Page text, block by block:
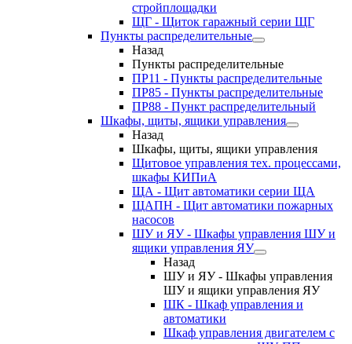
стройплощадки
ЩГ - Щиток гаражный серии ЩГ
Пункты распределительные
Назад
Пункты распределительные
ПР11 - Пункты распределительные
ПР85 - Пункты распределительные
ПР88 - Пункт распределительный
Шкафы, щиты, ящики управления
Назад
Шкафы, щиты, ящики управления
Щитовое управления тех. процессами,
шкафы КИПиА
ЩА - Щит автоматики серии ЩА
ЩАПН - Щит автоматики пожарных
насосов
ШУ и ЯУ - Шкафы управления ШУ и
ящики управления ЯУ
Назад
ШУ и ЯУ - Шкафы управления
ШУ и ящики управления ЯУ
ШК - Шкаф управления и
автоматики
Шкаф управления двигателем с